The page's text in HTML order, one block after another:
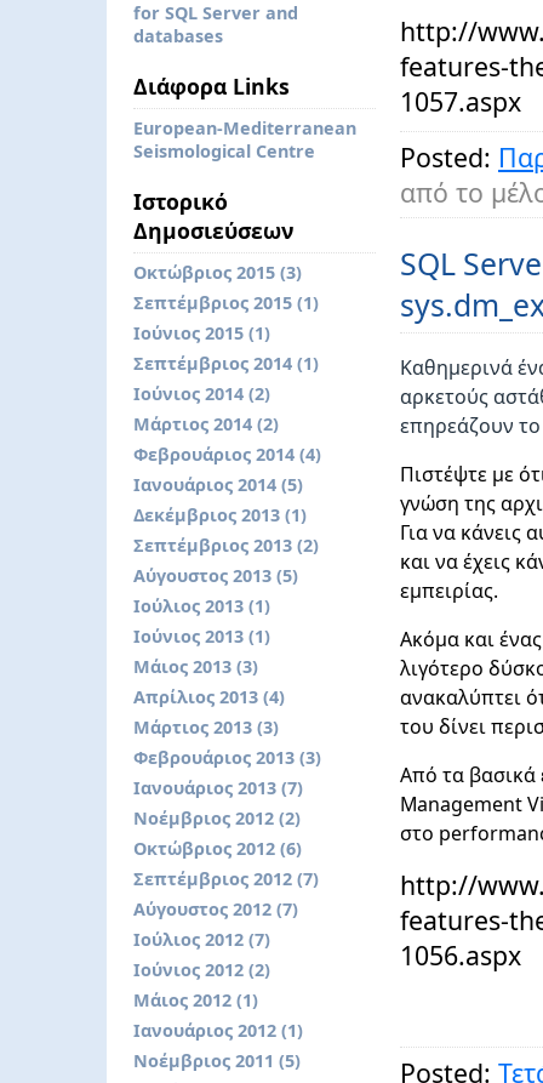
for SQL Server and
databases
Διάφορα Links
European-Mediterranean
Seismological Centre
Ιστορικό
Δημοσιεύσεων
Οκτώβριος 2015 (3)
Σεπτέμβριος 2015 (1)
Ιούνιος 2015 (1)
Σεπτέμβριος 2014 (1)
Ιούνιος 2014 (2)
Μάρτιος 2014 (2)
Φεβρουάριος 2014 (4)
Ιανουάριος 2014 (5)
Δεκέμβριος 2013 (1)
Σεπτέμβριος 2013 (2)
Αύγουστος 2013 (5)
Ιούλιος 2013 (1)
Ιούνιος 2013 (1)
Μάιος 2013 (3)
Απρίλιος 2013 (4)
Μάρτιος 2013 (3)
Φεβρουάριος 2013 (3)
Ιανουάριος 2013 (7)
Νοέμβριος 2012 (2)
Οκτώβριος 2012 (6)
Σεπτέμβριος 2012 (7)
Αύγουστος 2012 (7)
Ιούλιος 2012 (7)
Ιούνιος 2012 (2)
Μάιος 2012 (1)
Ιανουάριος 2012 (1)
Νοέμβριος 2011 (5)
http://
features-
1057.aspx
Posted:
από το
SQL
Καθημερινά
αρκετούς
επηρεάζουν
Πιστέψτε με
γνώση της
Για να κάνεις
και να έχεις
εμπειρίας.
Ακόμα και
λιγότερο
ανακαλύπτει
του δίνει
Από τα βασικά
Management
στο
http://
features-
1056.aspx
Posted: